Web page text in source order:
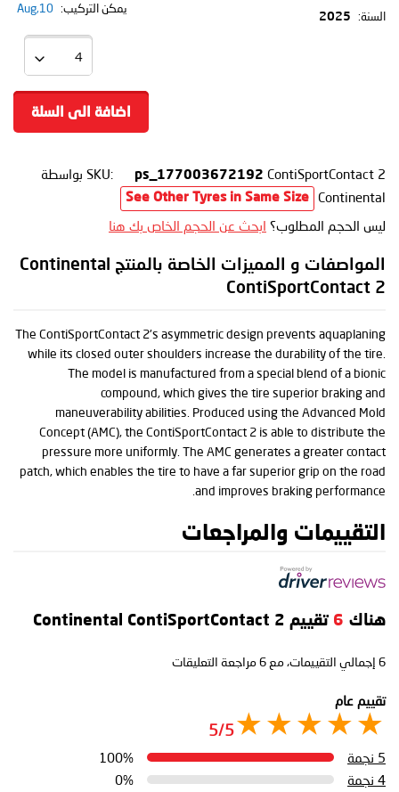
السنة:
2025
يمكن التركيب: 10,Aug
اضافة الى السلة
SKU: ps_177003672192 ContiSportContact 2
بواسطة
Continental
See Other Tyres in Same Size
ليس الحجم المطلوب؟ ابحث عن الحجم الخاص بك هنا
المواصفات و المميزات الخاصة بالمنتج Continental
ContiSportContact 2
The ContiSportContact 2's asymmetric design prevents aquaplaning
while its closed outer shoulders increase the durability of the tire.
The model is manufactured from a special blend of a bionic
compound, which gives the tire superior braking and
maneuverability abilities. Produced using the Advanced Mold
Concept (AMC), the ContiSportContact 2 is able to distribute the
pressure more uniformly. The AMC generates a greater contact
patch, which enables the tire to have a far superior grip on the road
and improves braking performance.
التقييمات والمراجعات
هناك 6 تقييم Continental ContiSportContact 2
6 إجمالي التقييمات، مع 6 مراجعة التعليقات
تقييم عام
5/5
5 نجمة
100%
4 نجمة
0%